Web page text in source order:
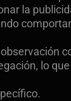
la
lo